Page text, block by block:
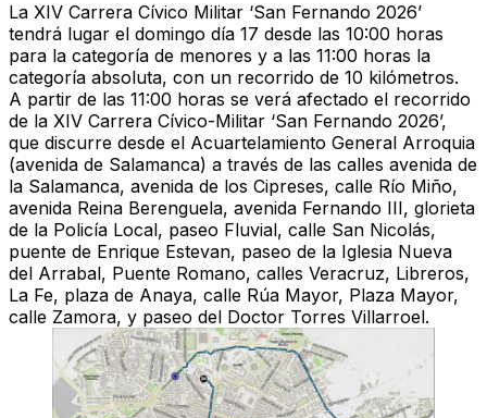
La XIV Carrera Cívico Militar ‘San Fernando 2026’
tendrá lugar el domingo día 17 desde las 10:00 horas
para la categoría de menores y a las 11:00 horas la
categoría absoluta, con un recorrido de 10 kilómetros.
A partir de las 11:00 horas se verá afectado el recorrido
de la XIV Carrera Cívico-Militar ‘San Fernando 2026’,
que discurre desde el Acuartelamiento General Arroquia
(avenida de Salamanca) a través de las calles avenida de
la Salamanca, avenida de los Cipreses, calle Río Miño,
avenida Reina Berenguela, avenida Fernando III, glorieta
de la Policía Local, paseo Fluvial, calle San Nicolás,
puente de Enrique Estevan, paseo de la Iglesia Nueva
del Arrabal, Puente Romano, calles Veracruz, Libreros,
La Fe, plaza de Anaya, calle Rúa Mayor, Plaza Mayor,
calle Zamora, y paseo del Doctor Torres Villarroel.